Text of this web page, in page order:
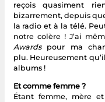
reçois quasiment
bizarrement, depuis
la radio et à la télé.
notre colère ! J’ai
Awardspour ma
plu. Heureusement
albums !
Et comme femme ?
Étant femme, mère